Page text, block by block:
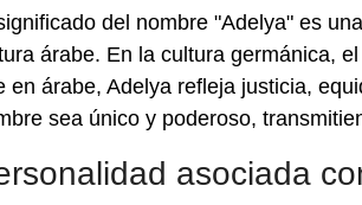
del nombre "Adelya" es
árabe. En la cultura germánica,
en árabe, Adelya refleja justicia,
sea único y poderoso,
asociada